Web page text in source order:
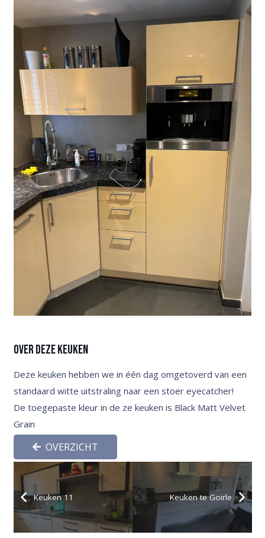
Over deze keuken
Deze keuken hebben we in één dag omgetoverd van een
standaard witte uitstraling naar een stoer eyecatcher!
De toegepaste kleur in de ze keuken is Black Matt Velvet
Grain
OVERZICHT
Keuken 11 Keuken te Goirle